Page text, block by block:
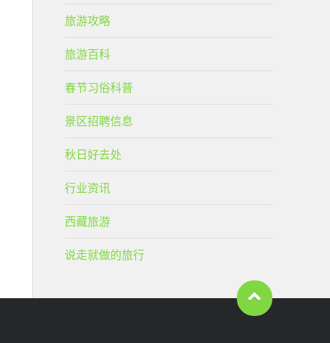
旅游攻略
旅游百科
春节习俗科普
景区招聘信息
秋日好去处
行业资讯
西藏旅游
说走就做的旅行